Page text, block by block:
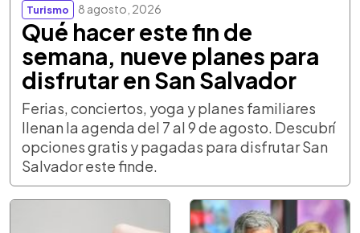
Turismo 8 agosto, 2026
Qué hacer este fin de
semana, nueve planes para
disfrutar en San Salvador
Ferias, conciertos, yoga y planes familiares
llenan la agenda del 7 al 9 de agosto. Descubrí
opciones gratis y pagadas para disfrutar San
Salvador este finde.